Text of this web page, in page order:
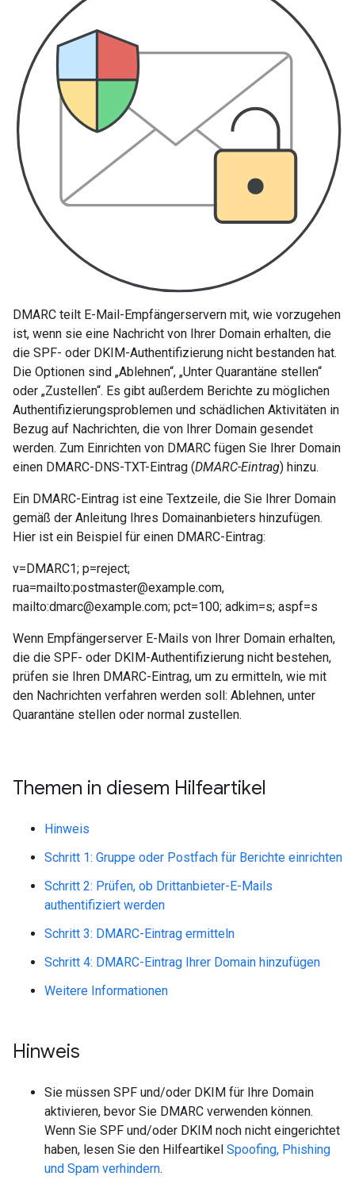
DMARC teilt E-Mail-Empfängerservern mit, wie vorzugehen
ist, wenn sie eine Nachricht von Ihrer Domain erhalten, die
die SPF- oder DKIM-Authentifizierung nicht bestanden hat.
Die Optionen sind „Ablehnen“, „Unter Quarantäne stellen“
oder „Zustellen“. Es gibt außerdem Berichte zu möglichen
Authentifizierungsproblemen und schädlichen Aktivitäten in
Bezug auf Nachrichten, die von Ihrer Domain gesendet
werden. Zum Einrichten von DMARC fügen Sie Ihrer Domain
einen DMARC-DNS-TXT-Eintrag (DMARC-Eintrag) hinzu.
Ein DMARC-Eintrag ist eine Textzeile, die Sie Ihrer Domain
gemäß der Anleitung Ihres Domainanbieters hinzufügen.
Hier ist ein Beispiel für einen DMARC-Eintrag:
v=DMARC1; p=reject;
rua=mailto:postmaster@example.com,
mailto:dmarc@example.com; pct=100; adkim=s; aspf=s
Wenn Empfängerserver E-Mails von Ihrer Domain erhalten,
die die SPF- oder DKIM-Authentifizierung nicht bestehen,
prüfen sie Ihren DMARC-Eintrag, um zu ermitteln, wie mit
den Nachrichten verfahren werden soll: Ablehnen, unter
Quarantäne stellen oder normal zustellen.
Themen in diesem Hilfeartikel
Hinweis
Schritt 1: Gruppe oder Postfach für Berichte einrichten
Schritt 2: Prüfen, ob Drittanbieter-E-Mails
authentifiziert werden
Schritt 3: DMARC-Eintrag ermitteln
Schritt 4: DMARC-Eintrag Ihrer Domain hinzufügen
Weitere Informationen
Hinweis
Sie müssen SPF und/oder DKIM für Ihre Domain
aktivieren, bevor Sie DMARC verwenden können.
Wenn Sie SPF und/oder DKIM noch nicht eingerichtet
haben, lesen Sie den Hilfeartikel Spoofing, Phishing
und Spam verhindern.